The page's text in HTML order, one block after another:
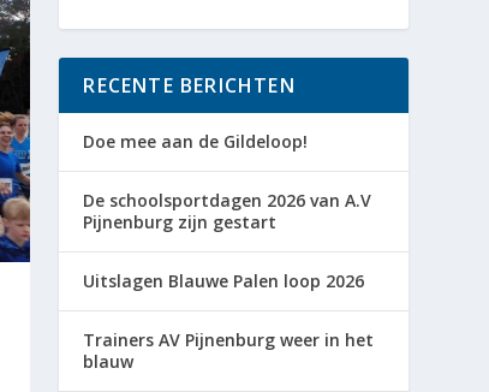
RECENTE BERICHTEN
Doe mee aan de Gildeloop!
De schoolsportdagen 2026 van A.V
Pijnenburg zijn gestart
Uitslagen Blauwe Palen loop 2026
Trainers AV Pijnenburg weer in het
blauw